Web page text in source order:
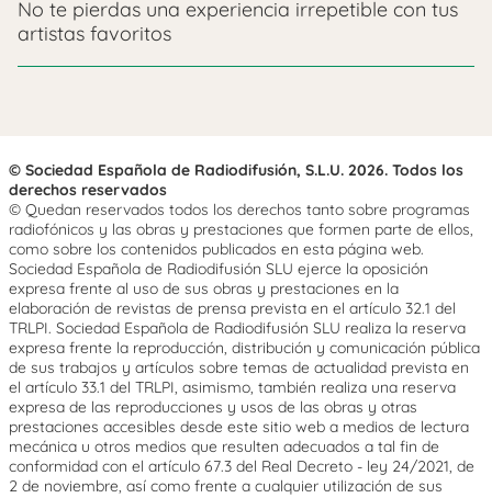
No te pierdas una experiencia irrepetible con tus
artistas favoritos
© Sociedad Española de Radiodifusión, S.L.U. 2026. Todos los
derechos reservados
© Quedan reservados todos los derechos tanto sobre programas
radiofónicos y las obras y prestaciones que formen parte de ellos,
como sobre los contenidos publicados en esta página web.
Sociedad Española de Radiodifusión SLU ejerce la oposición
expresa frente al uso de sus obras y prestaciones en la
elaboración de revistas de prensa prevista en el artículo 32.1 del
TRLPI. Sociedad Española de Radiodifusión SLU realiza la reserva
expresa frente la reproducción, distribución y comunicación pública
de sus trabajos y artículos sobre temas de actualidad prevista en
el artículo 33.1 del TRLPI, asimismo, también realiza una reserva
expresa de las reproducciones y usos de las obras y otras
prestaciones accesibles desde este sitio web a medios de lectura
mecánica u otros medios que resulten adecuados a tal fin de
conformidad con el artículo 67.3 del Real Decreto - ley 24/2021, de
2 de noviembre, así como frente a cualquier utilización de sus